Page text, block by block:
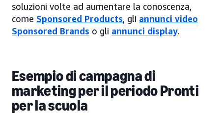
soluzioni volte ad aumentare la conoscenza,
come Sponsored Products, gli annunci video
Sponsored Brands o gli annunci display.
Esempio di campagna di
marketing per il periodo Pronti
per la scuola